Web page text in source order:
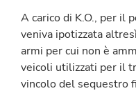
A carico di K.O., per il
veniva ipotizzata
armi per cui non è
veicoli utilizzati per il
vincolo del sequestro